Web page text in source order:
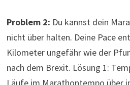
Problem 2: Du kannst dein
nicht über halten. Deine Pace
Kilometer ungefähr wie der
nach dem Brexit. Lösung 1: